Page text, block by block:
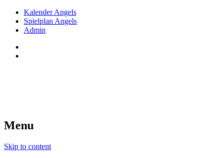
Kalender Angels
Spielplan Angels
Admin
Menu
Skip to content